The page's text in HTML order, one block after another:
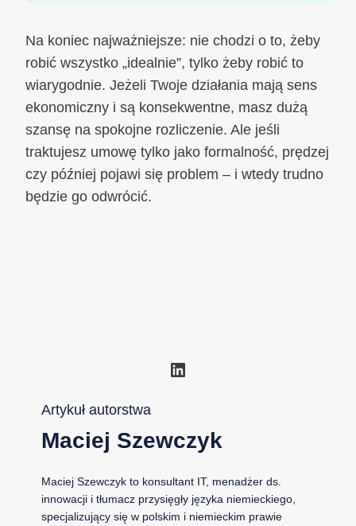
Na koniec najważniejsze: nie chodzi o to, żeby
robić wszystko „idealnie”, tylko żeby robić to
wiarygodnie. Jeżeli Twoje działania mają sens
ekonomiczny i są konsekwentne, masz dużą
szansę na spokojne rozliczenie. Ale jeśli
traktujesz umowę tylko jako formalność, prędzej
czy później pojawi się problem – i wtedy trudno
będzie go odwrócić.
LinkedIn
Artykuł autorstwa
Maciej Szewczyk
Maciej Szewczyk to konsultant IT, menadżer ds.
innowacji i tłumacz przysięgły języka niemieckiego,
specjalizujący się w polskim i niemieckim prawie